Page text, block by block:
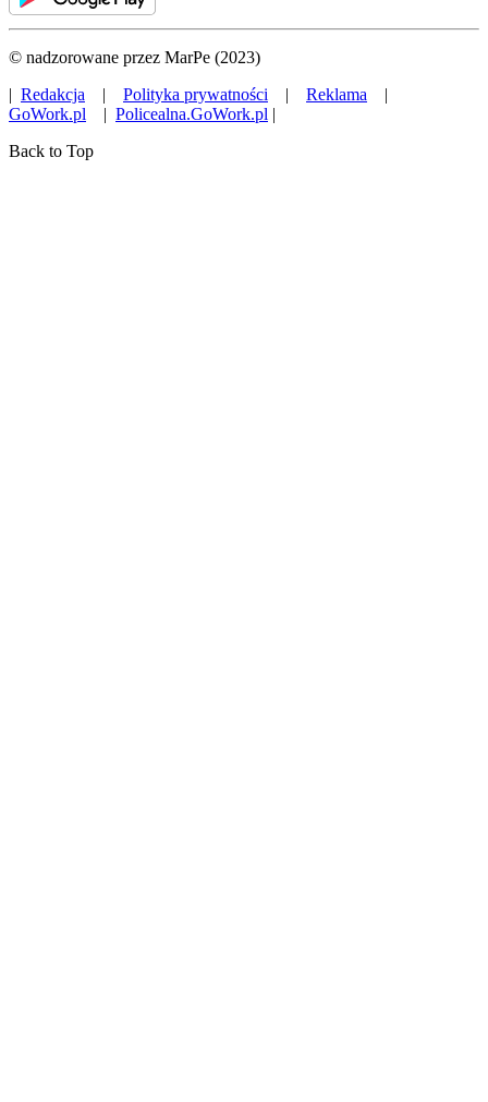
© nadzorowane przez MarPe (2023)
| Redakcja | Polityka prywatności | Reklama |
GoWork.pl | Policealna.GoWork.pl |
Back to Top